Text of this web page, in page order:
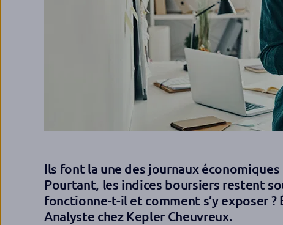
Ils font la une des journaux
Pourtant, les indices boursiers restent
fonctionne-t-il et comment s’y exposer ?
Analyste chez Kepler Cheuvreux.